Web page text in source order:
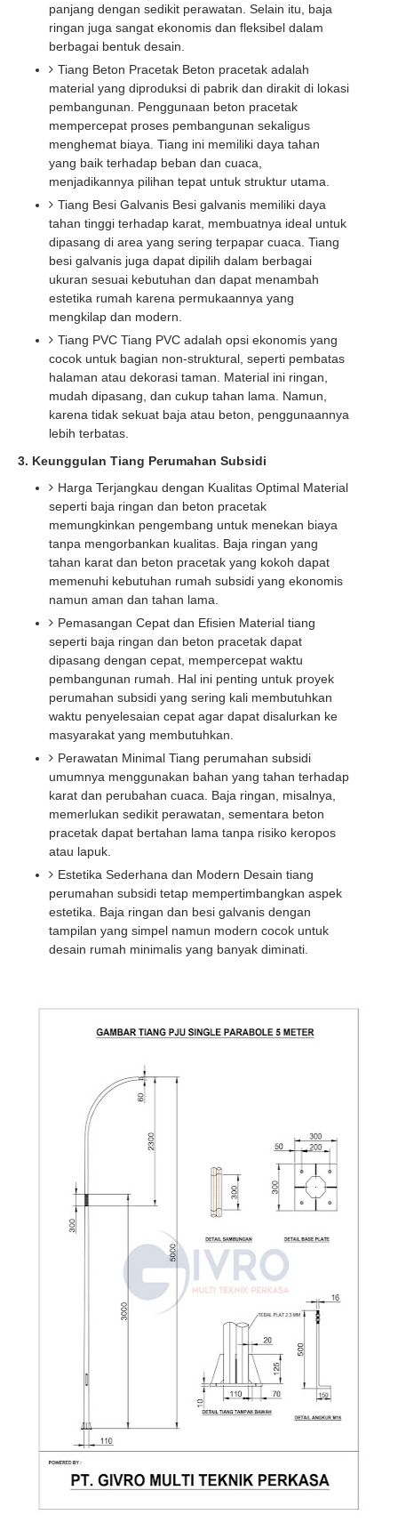
panjang dengan sedikit perawatan. Selain itu, baja
ringan juga sangat ekonomis dan fleksibel dalam
berbagai bentuk desain.
Tiang Beton Pracetak Beton pracetak adalah
material yang diproduksi di pabrik dan dirakit di lokasi
pembangunan. Penggunaan beton pracetak
mempercepat proses pembangunan sekaligus
menghemat biaya. Tiang ini memiliki daya tahan
yang baik terhadap beban dan cuaca,
menjadikannya pilihan tepat untuk struktur utama.
Tiang Besi Galvanis Besi galvanis memiliki daya
tahan tinggi terhadap karat, membuatnya ideal untuk
dipasang di area yang sering terpapar cuaca. Tiang
besi galvanis juga dapat dipilih dalam berbagai
ukuran sesuai kebutuhan dan dapat menambah
estetika rumah karena permukaannya yang
mengkilap dan modern.
Tiang PVC Tiang PVC adalah opsi ekonomis yang
cocok untuk bagian non-struktural, seperti pembatas
halaman atau dekorasi taman. Material ini ringan,
mudah dipasang, dan cukup tahan lama. Namun,
karena tidak sekuat baja atau beton, penggunaannya
lebih terbatas.
3. Keunggulan Tiang Perumahan Subsidi
Harga Terjangkau dengan Kualitas Optimal Material
seperti baja ringan dan beton pracetak
memungkinkan pengembang untuk menekan biaya
tanpa mengorbankan kualitas. Baja ringan yang
tahan karat dan beton pracetak yang kokoh dapat
memenuhi kebutuhan rumah subsidi yang ekonomis
namun aman dan tahan lama.
Pemasangan Cepat dan Efisien Material tiang
seperti baja ringan dan beton pracetak dapat
dipasang dengan cepat, mempercepat waktu
pembangunan rumah. Hal ini penting untuk proyek
perumahan subsidi yang sering kali membutuhkan
waktu penyelesaian cepat agar dapat disalurkan ke
masyarakat yang membutuhkan.
Perawatan Minimal Tiang perumahan subsidi
umumnya menggunakan bahan yang tahan terhadap
karat dan perubahan cuaca. Baja ringan, misalnya,
memerlukan sedikit perawatan, sementara beton
pracetak dapat bertahan lama tanpa risiko keropos
atau lapuk.
Estetika Sederhana dan Modern Desain tiang
perumahan subsidi tetap mempertimbangkan aspek
estetika. Baja ringan dan besi galvanis dengan
tampilan yang simpel namun modern cocok untuk
desain rumah minimalis yang banyak diminati.